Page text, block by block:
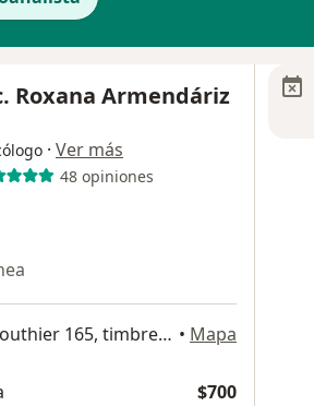
Roxana Armendáriz
· Ver más
48 opiniones
Avenida Manuel J. Clouthier 165, timbre 12, San Luis Potosi • Mapa
$700